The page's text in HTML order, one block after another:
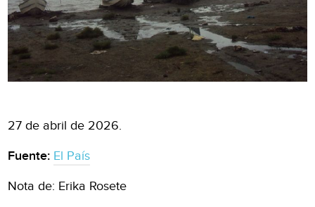
27 de abril de 2026.
Fuente: El País
Nota de: Erika Rosete